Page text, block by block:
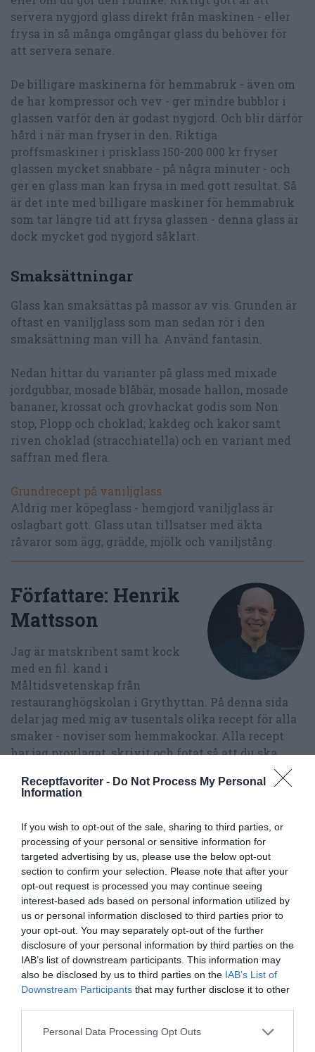
Receptfavoriter - Do Not Process My Personal
Information
If you wish to opt-out of the sale, sharing to third parties, or
processing of your personal or sensitive information for
targeted advertising by us, please use the below opt-out
section to confirm your selection. Please note that after your
opt-out request is processed you may continue seeing
interest-based ads based on personal information utilized by
us or personal information disclosed to third parties prior to
your opt-out. You may separately opt-out of the further
disclosure of your personal information by third parties on the
IAB’s list of downstream participants. This information may
also be disclosed by us to third parties on the IAB’s List of
Downstream Participants that may further disclose it to other
Personal Data Processing Opt Outs
servera nygjord glass direkt från maskinen - eller
frysa in så många omgångar glass du behöver för
att servera senare.
De billigare maskinerna för hemmabruk - även om
de har kompressor och vev - ger mindre bubblor i
glassen varför den är godast nygjord. Och blir därför
hård i när man fryser in den. Riktiga
proffsmaskiner i prisklass 150-200 000 kr fryser
glassen mycket snabbare - på några minuter - och
ger en glass man kan frysa in med gott resultat. Så
är det inte med billigare maskiner för hemmabruk
som tar längre tid att frysa glassen - denna glass är
dock mycket god nygjord såklart.
Smaksättningar
Glass kan smaksättas på massor av vis. Grunden är
oftast en vaniljglass som man sedan rör i den
smaksättning man vill ha. Använd fantasin.
Nedan hittar du varianter på glass med mixade
jordgubbar, mosade blåbär, mosade hallon, mosade
bananer, krossat och grovhackat godis som Non
stop, Plopp och choklad; kakdeg och kakor samt
riven choklad (stracchiatella) och en variant med
saffran med flera.
Grundrecept på vaniljglass
Aldrig mer köpeglass - hemgjord vaniljglass är
oslagbart gott. Glass utan tillsatser med äkta
råvaror som ägg, grädde, mjölk och vaniljstång.
Författare: Henrik
Mattsson
Jag är matskribent samt kock
med en fil. kand i
Måltidsvetenskap från
restauranghögskolan i Grythyttan. På denna sida
delar jag med mig av tusentals olika recept för alla
smaker - noviser som hemmakockar. Alla recept
har jag provlagat, skrivit och fotat så att du ska
kunna laga dem med bästa resultat hemma. Läs mer
om mig.